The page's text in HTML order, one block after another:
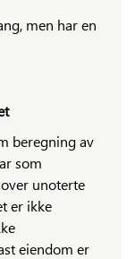
men har en
beregning av
som
unoterte
er ikke
eiendom er